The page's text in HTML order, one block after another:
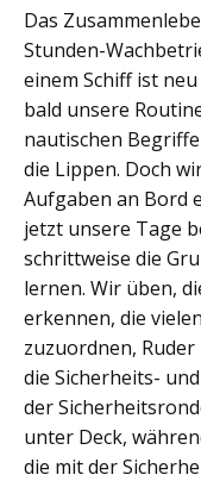
Das
Stunden-
einem Schiff ist
bald unsere
nautischen
die Lippen. Doch
Aufgaben an Bord
jetzt unsere Tage
schrittweise die
lernen. Wir üben,
erkennen, die
zuzuordnen,
die Sicherheits-
der
unter Deck,
die mit der